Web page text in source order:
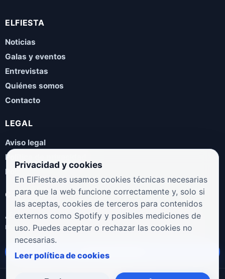
ELFIESTA
Noticias
Galas y eventos
Entrevistas
Quiénes somos
Contacto
LEGAL
Aviso legal
Política de privacidad
Política de cookies
COLABORA
¿Eres artista, manager, sello o promotor? Envíanos tus
novedades, galas, entrevistas o propuestas musicales.
Enviar propuesta
Privacidad y cookies
En ElFiesta.es usamos cookies técnicas necesarias
para que la web funcione correctamente y, solo si
las aceptas, cookies de terceros para contenidos
externos como Spotify y posibles mediciones de
uso. Puedes aceptar o rechazar las cookies no
necesarias.
Leer política de cookies